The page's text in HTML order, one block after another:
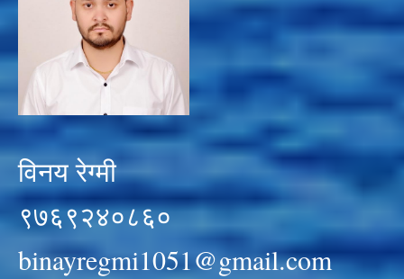
विनय रेग्मी
९७६९२४०८६०
binayregmi1051@gmail.com